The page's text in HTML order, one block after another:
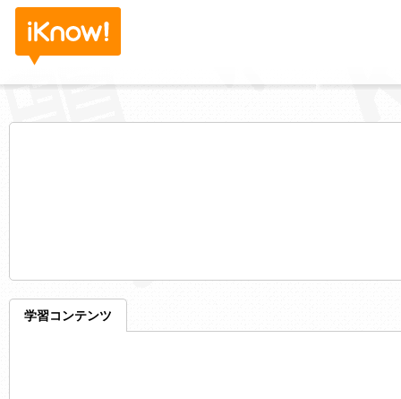
学習コンテンツ